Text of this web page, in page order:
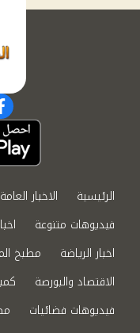
الرئيسية الاخبار العامة
فيديوهات متنوعة
اخبار الرياضة
مطبخ
الاقتصاد والبورصة
فيديوهات فضائيات